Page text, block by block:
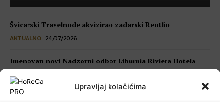
Upravljaj kolačićima
Švicarski Travelnode akvizirao zadarski Rentlio
AKTUALNO 24/07/2026
Imenovan novi Nadzorni odbor Liburnia Riviera Hotela
Restoran Tomassino osvojio četiri prestižne nagrade Haute